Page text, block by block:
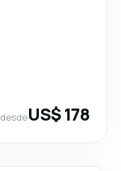
desdeUS$ 178